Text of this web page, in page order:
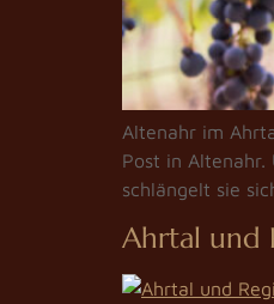
Altenahr im
Post in Altenahr.
schlängelt sie
Ahrtal und